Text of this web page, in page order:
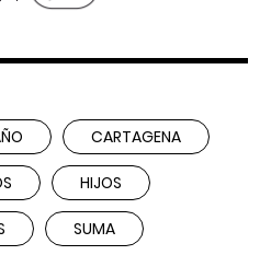
CARTAGENA
HIJOS
SUMA